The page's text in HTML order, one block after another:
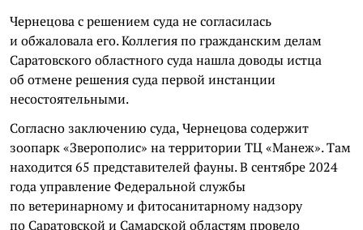
Чернецова с решением суда не согласилась
и обжаловала его. Коллегия по гражданским делам
Саратовского областного суда нашла доводы истца
об отмене решения суда первой инстанции
несостоятельными.
Согласно заключению суда, Чернецова содержит
зоопарк «Зверополис» на территории ТЦ «Манеж». Там
находится 65 представителей фауны. В сентябре 2024
года управление Федеральной службы
по ветеринарному и фитосанитарному надзору
по Саратовской и Самарской областям провело